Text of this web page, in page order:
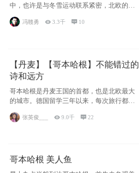
中，也许是与冬雪运动联系紧密，北欧的一
些国家因
冯赣勇 3.3千  10
【丹麦】【哥本哈根】不能错过的
诗和远方
哥本哈根是丹麦王国的首都，也是北欧最大
的城市。德国留学三年以来，每次旅行都是
张英俊___ 9.0千 22
哥本哈根 美人鱼